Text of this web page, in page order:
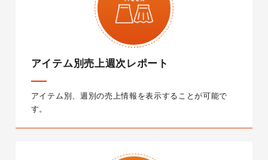
アイテム別売上週次レポート
アイテム別、週別の売上情報を表示することが可能で
す。